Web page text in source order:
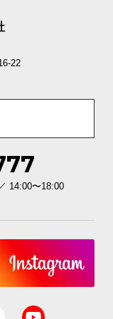
22
14:00〜18:00